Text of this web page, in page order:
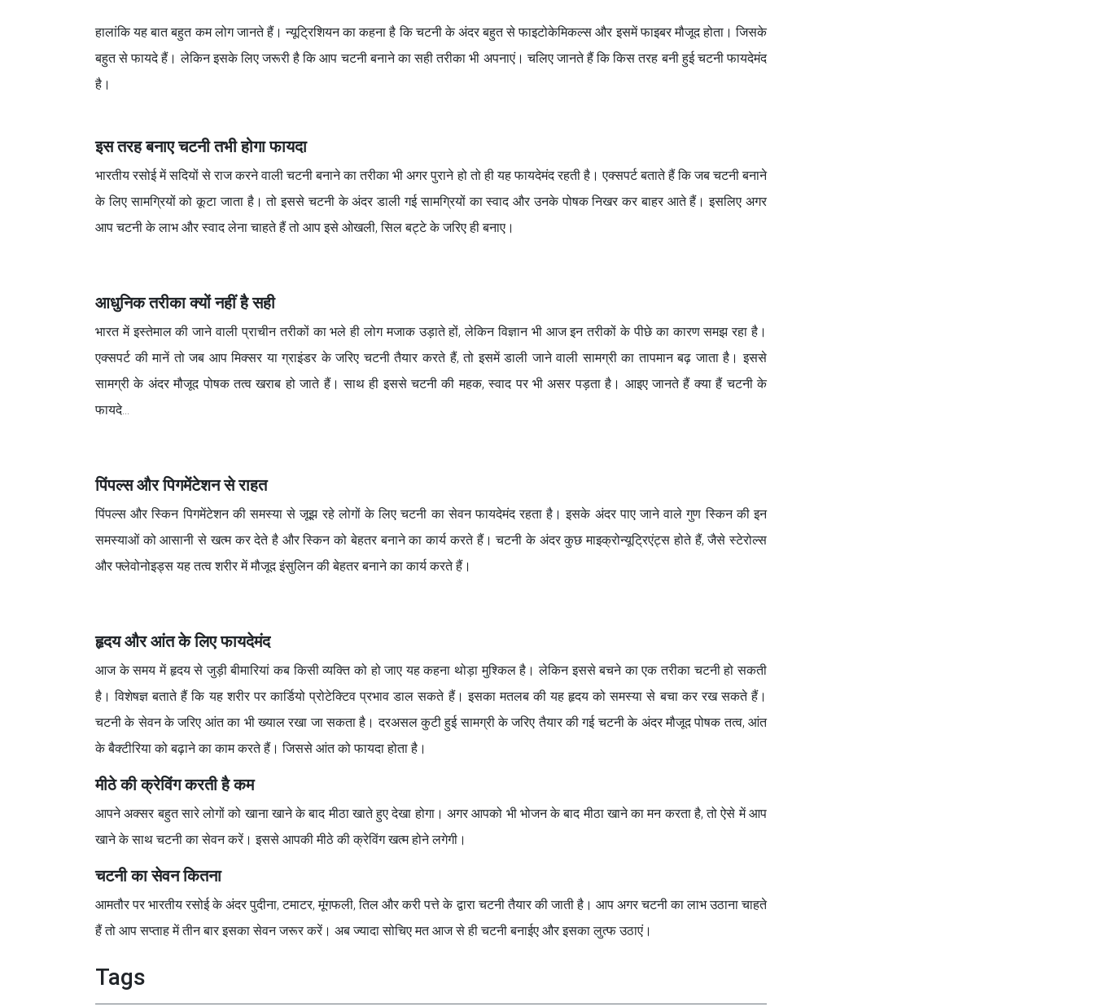
हालांकि यह बात बहुत कम लोग जानते हैं। न्यूट्रिशियन का कहना है कि चटनी के अंदर बहुत से फाइटोकेमिकल्स और इसमें फाइबर मौजूद होता। जिसके
बहुत से फायदे हैं। लेकिन इसके लिए जरूरी है कि आप चटनी बनाने का सही तरीका भी अपनाएं। चलिए जानते हैं कि किस तरह बनी हुई चटनी फायदेमंद
है।
इस तरह बनाए चटनी तभी होगा फायदा
भारतीय रसोई में सदियों से राज करने वाली चटनी बनाने का तरीका भी अगर पुराने हो तो ही यह फायदेमंद रहती है। एक्सपर्ट बताते हैं कि जब चटनी बनाने
के लिए सामग्रियों को कूटा जाता है। तो इससे चटनी के अंदर डाली गई सामग्रियों का स्वाद और उनके पोषक निखर कर बाहर आते हैं। इसलिए अगर
आप चटनी के लाभ और स्वाद लेना चाहते हैं तो आप इसे ओखली, सिल बट्टे के जरिए ही बनाए।
​आधुनिक तरीका क्यों नहीं है सही
भारत में इस्तेमाल की जाने वाली प्राचीन तरीकों का भले ही लोग मजाक उड़ाते हों, लेकिन विज्ञान भी आज इन तरीकों के पीछे का कारण समझ रहा है।
एक्सपर्ट की मानें तो जब आप मिक्सर या ग्राइंडर के जरिए चटनी तैयार करते हैं, तो इसमें डाली जाने वाली सामग्री का तापमान बढ़ जाता है। इससे
सामग्री के अंदर मौजूद पोषक तत्व खराब हो जाते हैं। साथ ही इससे चटनी की महक, स्वाद पर भी असर पड़ता है। आइए जानते हैं क्या हैं चटनी के
फायदे…
​पिंपल्स और पिगमेंटेशन से राहत
पिंपल्स और स्किन पिगमेंटेशन की समस्या से जूझ रहे लोगों के लिए चटनी का सेवन फायदेमंद रहता है। इसके अंदर पाए जाने वाले गुण स्किन की इन
समस्याओं को आसानी से खत्म कर देते है और स्किन को बेहतर बनाने का कार्य करते हैं। चटनी के अंदर कुछ माइक्रोन्यूट्रिएंट्स होते हैं, जैसे स्टेरोल्स
और फ्लेवोनोइड्स यह तत्व शरीर में मौजूद इंसुलिन की बेहतर बनाने का कार्य करते हैं।
हृदय और ​आंत के लिए फायदेमंद
आज के समय में हृदय से जुड़ी बीमारियां कब किसी व्यक्ति को हो जाए यह कहना थोड़ा मुश्किल है। लेकिन इससे बचने का एक तरीका चटनी हो सकती
है। विशेषज्ञ बताते हैं कि यह शरीर पर कार्डियो प्रोटेक्टिव प्रभाव डाल सकते हैं। इसका मतलब की यह हृदय को समस्या से बचा कर रख सकते हैं।
चटनी के सेवन के जरिए आंत का भी ख्याल रखा जा सकता है। दरअसल कुटी हुई सामग्री के जरिए तैयार की गई चटनी के अंदर मौजूद पोषक तत्व, आंत
के बैक्टीरिया को बढ़ाने का काम करते हैं। जिससे आंत को फायदा होता है।
​मीठे की क्रेविंग करती है कम
आपने अक्सर बहुत सारे लोगों को खाना खाने के बाद मीठा खाते हुए देखा होगा। अगर आपको भी भोजन के बाद मीठा खाने का मन करता है, तो ऐसे में आप
खाने के साथ चटनी का सेवन करें। इससे आपकी मीठे की क्रेविंग खत्म होने लगेगी।
​चटनी का सेवन कितना
आमतौर पर भारतीय रसोई के अंदर पुदीना, टमाटर, मूंगफली, तिल और करी पत्ते के द्वारा चटनी तैयार की जाती है। आप अगर चटनी का लाभ उठाना चाहते
हैं तो आप सप्ताह में तीन बार इसका सेवन जरूर करें। अब ज्यादा सोचिए मत आज से ही चटनी बनाईए और इसका लुत्फ उठाएं।
Tags